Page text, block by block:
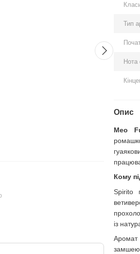
404
Тип
Нота
Опис
Meo
Кому
Spirito
із
Аромат